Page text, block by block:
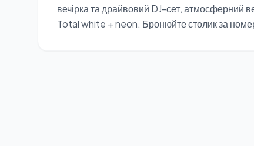
вечірка та драйвовий DJ-сет, атмосферний
Total white + neon. Бронюйте столик за